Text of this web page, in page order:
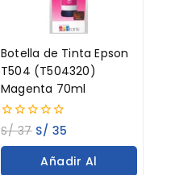
Botella de Tinta Epson
T504 (T504320)
Magenta 70ml
0
out
of
S/37 S/ 35
Añadir Al